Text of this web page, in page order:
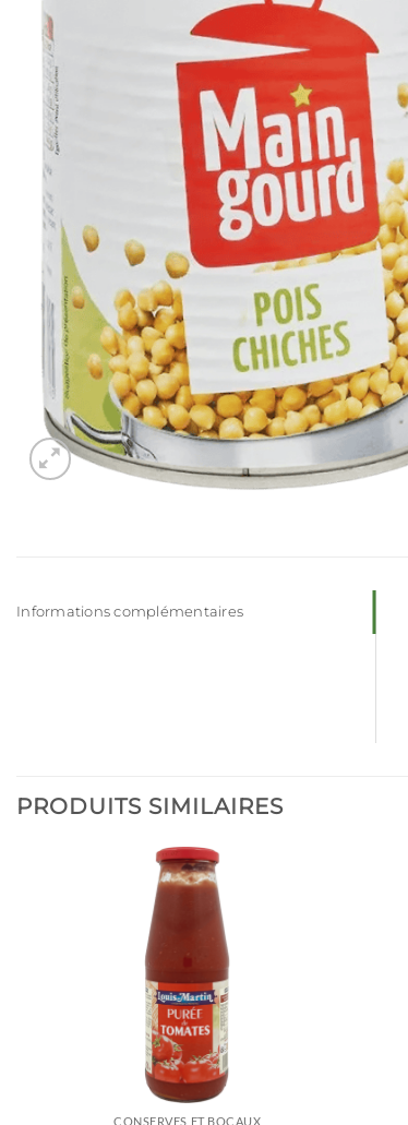
Informations complémentaires
PRODUITS SIMILAIRES
CONSERVES ET BOCAUX